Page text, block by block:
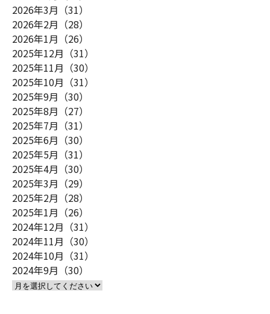
2026年3月（31）
2026年2月（28）
2026年1月（26）
2025年12月（31）
2025年11月（30）
2025年10月（31）
2025年9月（30）
2025年8月（27）
2025年7月（31）
2025年6月（30）
2025年5月（31）
2025年4月（30）
2025年3月（29）
2025年2月（28）
2025年1月（26）
2024年12月（31）
2024年11月（30）
2024年10月（31）
2024年9月（30）